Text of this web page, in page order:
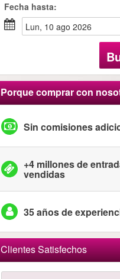
Fecha hasta:
lun, 10 ago 2026
Porque comprar con
Sin comisiones
+4 millones de
vendidas
35 años de
Clientes Satisfechos